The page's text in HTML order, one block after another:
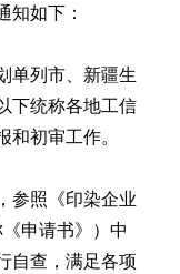
知如下：
单列市、新疆生
下统称各地工信
和初审工作。
参照《印染企业
申请书》）中
自查，满足各项